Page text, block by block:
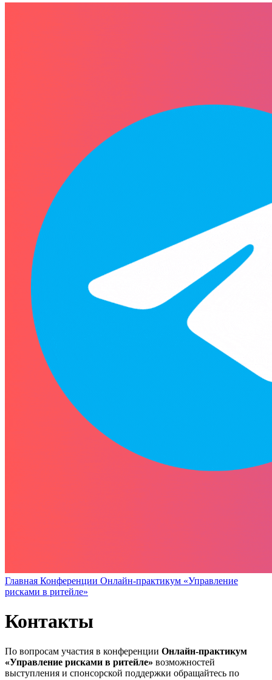
Главная Конференции Онлайн-практикум «Управление
рисками в ритейле»
Контакты
По вопросам участия в конференции Онлайн-практикум
«Управление рисками в ритейле» возможностей
выступления и спонсорской поддержки обращайтесь по